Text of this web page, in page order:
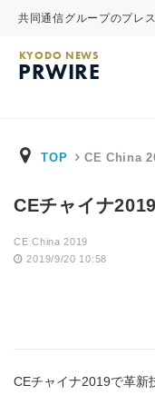
共同通信グループのプレ
KYODO NEWS
PRWIRE
TOP CE China
CEチャイナ
CE China 2019
2019/9/20 10:58
CEチャイナ2019で革新